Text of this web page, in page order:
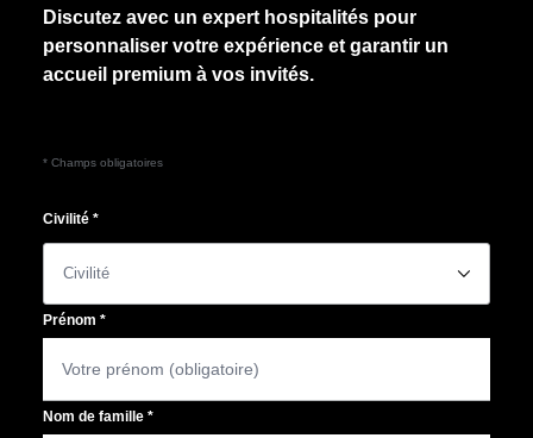
Discutez avec un expert hospitalités pour
personnaliser votre expérience et garantir un
accueil premium à vos invités.
* Champs obligatoires
Civilité *
􀆈
Prénom *
Nom de famille *